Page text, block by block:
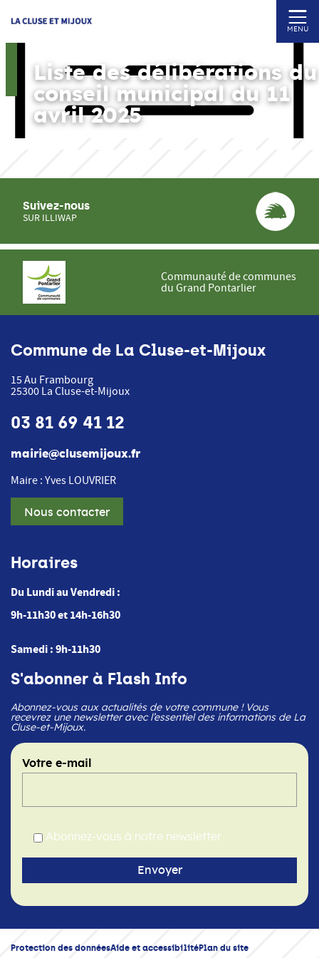
MENU
Liste des délibérations du
conseil municipal du 11
avril 2025
Suivez-nous
SUR ILLIWAP
Communauté de communes
du Grand Pontarlier
Commune de La Cluse-et-Mijoux
15 Au Frambourg
25300 La Cluse-et-Mijoux
03 81 69 41 12
mairie@clusemijoux.fr
Maire : Yves LOUVRIER
Nous contacter
Horaires
Du Lundi au Vendredi :
9h-11h30 et 14h-16h30
Samedi : 9h-11h30
S'abonner à Flash Info
Abonnez-vous aux actualités de votre commune ! Vous
recevrez une newsletter avec l’essentiel des informations de La
Cluse-et-Mijoux.
Votre e-mail
Abonnez-vous à notre newsletter
Protection des donnéesAide et accessibilitéPlan du site